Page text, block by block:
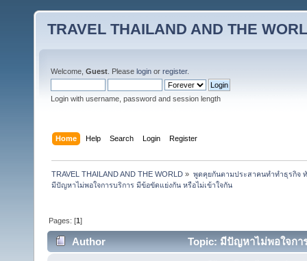
TRAVEL THAILAND AND THE
Welcome, Guest . Please login or register.
Login with username, password and session length
Home Help Search Login Register
TRAVEL THAILAND AND THE WORLD » พูดคุยกันตามประสาคนทำทำธุรกิจ ทั
มีปัญหาไม่พอใจการบริการ มีข้อขัดแย่งกัน หรือไม่เข้าใจกัน
Pages: [1]
Author Topic: มีปัญหาไม่พอใจกา